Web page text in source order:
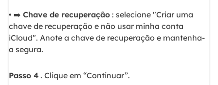
• ➡️ Chave de recuperação: selecione "Criar uma
chave de recuperação e não usar minha conta
iCloud". Anote a chave de recuperação e mantenha-
a segura.
Passo 4. Clique em “Continuar”.